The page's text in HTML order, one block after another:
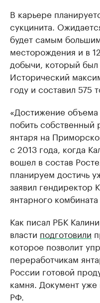
В карьере
сукцинита.
будет самым
месторождения и в
добычи, который был
Исторический
году и составил 575
«Достижение
побить собственный
янтаря на
с 2013 года, когда
вошел в состав
планируем достичь
заявил гендиректор
янтарного
Как писал РБК
власти подготовили
которое позволит
переработчикам
России готовой
камня. Документ
РФ.